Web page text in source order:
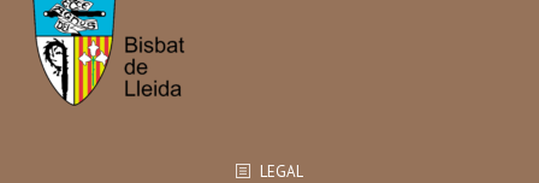
LEGAL